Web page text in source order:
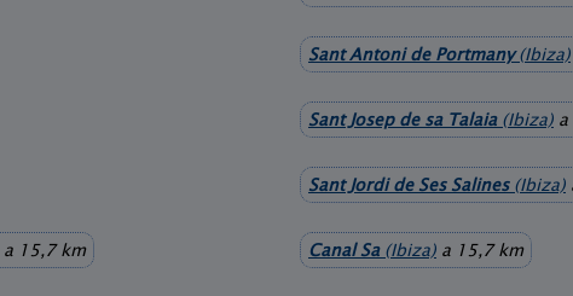
Sant Antoni de Portmany(Ibiza)
Sant Josep de sa Talaia(Ibiza) a
Sant Jordi de Ses Salines(Ibiza)
a 15,7 km Canal Sa(Ibiza) a 15,7 km